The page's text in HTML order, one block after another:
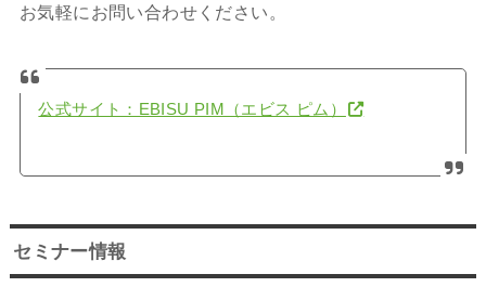
お気軽にお問い合わせください。
公式サイト：EBISU PIM（エビス ピム）
セミナー情報